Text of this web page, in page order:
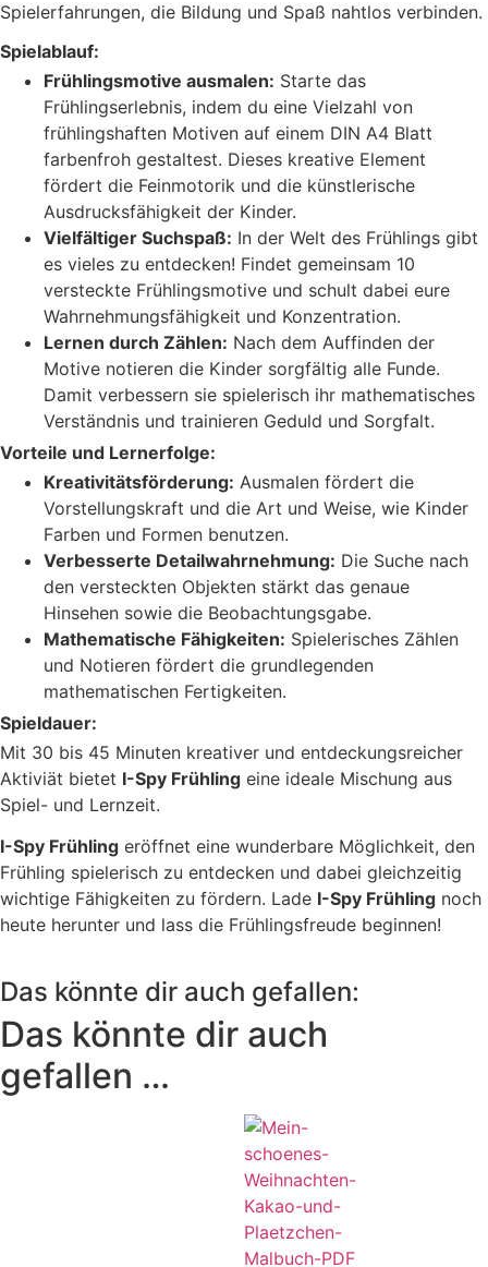
Spielerfahrungen, die Bildung und Spaß nahtlos verbinden.
Spielablauf:
Frühlingsmotive ausmalen: Starte das
Frühlingserlebnis, indem du eine Vielzahl von
frühlingshaften Motiven auf einem DIN A4 Blatt
farbenfroh gestaltest. Dieses kreative Element
fördert die Feinmotorik und die künstlerische
Ausdrucksfähigkeit der Kinder.
Vielfältiger Suchspaß: In der Welt des Frühlings gibt
es vieles zu entdecken! Findet gemeinsam 10
versteckte Frühlingsmotive und schult dabei eure
Wahrnehmungsfähigkeit und Konzentration.
Lernen durch Zählen: Nach dem Auffinden der
Motive notieren die Kinder sorgfältig alle Funde.
Damit verbessern sie spielerisch ihr mathematisches
Verständnis und trainieren Geduld und Sorgfalt.
Vorteile und Lernerfolge:
Kreativitätsförderung: Ausmalen fördert die
Vorstellungskraft und die Art und Weise, wie Kinder
Farben und Formen benutzen.
Verbesserte Detailwahrnehmung: Die Suche nach
den versteckten Objekten stärkt das genaue
Hinsehen sowie die Beobachtungsgabe.
Mathematische Fähigkeiten: Spielerisches Zählen
und Notieren fördert die grundlegenden
mathematischen Fertigkeiten.
Spieldauer:
Mit 30 bis 45 Minuten kreativer und entdeckungsreicher
Aktiviät bietet I-Spy Frühling eine ideale Mischung aus
Spiel- und Lernzeit.
I-Spy Frühling eröffnet eine wunderbare Möglichkeit, den
Frühling spielerisch zu entdecken und dabei gleichzeitig
wichtige Fähigkeiten zu fördern. Lade I-Spy Frühling noch
heute herunter und lass die Frühlingsfreude beginnen!
Das könnte dir auch gefallen:
Das könnte dir auch
gefallen …